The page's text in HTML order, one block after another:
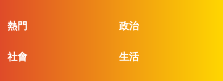
熱門 政治
社會 生活